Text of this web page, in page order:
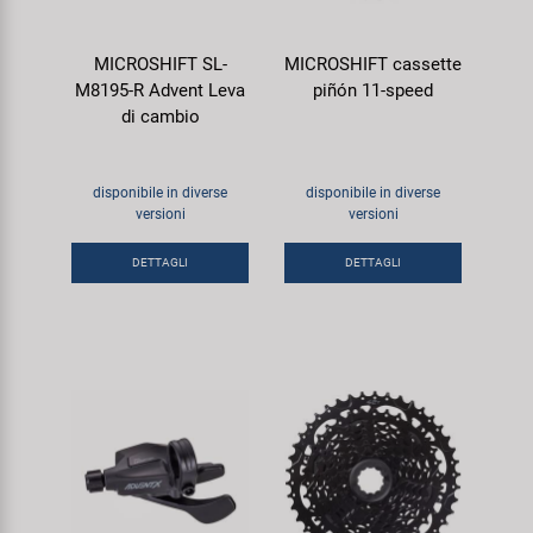
Trail-Gator
Tutte le marche
MICROSHIFT SL-
M8195-R Advent Leva
di cambio
disponibile in diverse
versioni
DETTAGLI
MICROSHIFT cassette
piñón 11-speed
disponibile in diverse
versioni
DETTAGLI